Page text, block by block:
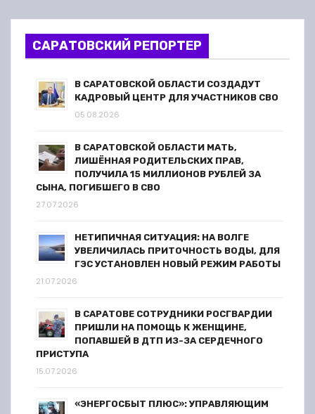
о
САРАТОВСКИЙ РЕПОРТЕР
В САРАТОВСКОЙ ОБЛАСТИ СОЗДАДУТ
КАДРОВЫЙ ЦЕНТР ДЛЯ УЧАСТНИКОВ СВО
05.08.2026
В САРАТОВСКОЙ ОБЛАСТИ МАТЬ,
ЛИШЁННАЯ РОДИТЕЛЬСКИХ ПРАВ,
ПОЛУЧИЛА 15 МИЛЛИОНОВ РУБЛЕЙ ЗА
СЫНА, ПОГИБШЕГО В СВО
27.07.2026
НЕТИПИЧНАЯ СИТУАЦИЯ: НА ВОЛГЕ
УВЕЛИЧИЛАСЬ ПРИТОЧНОСТЬ ВОДЫ, ДЛЯ
ГЭС УСТАНОВЛЕН НОВЫЙ РЕЖИМ РАБОТЫ
21.07.2026
В САРАТОВЕ СОТРУДНИКИ РОСГВАРДИИ
ПРИШЛИ НА ПОМОЩЬ К ЖЕНЩИНЕ,
ПОПАВШЕЙ В ДТП ИЗ-ЗА СЕРДЕЧНОГО
ПРИСТУПА
15.07.2026
«ЭНЕРГОСБЫТ ПЛЮС»: УПРАВЛЯЮЩИМ